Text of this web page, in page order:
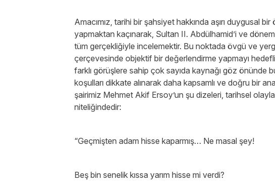
Amacımız, tarihi bir şahsiyet hakkında aşırı duygusal
yapmaktan kaçınarak, Sultan II. Abdülhamid’i ve
tüm gerçekliğiyle incelemektir. Bu noktada övgü ve
çerçevesinde objektif bir değerlendirme yapmayı
farklı görüşlere sahip çok sayıda kaynağı göz önünde
koşulları dikkate alınarak daha kapsamlı ve doğru bir
şairimiz Mehmet Akif Ersoy’un şu dizeleri, tarihsel
niteliğindedir:
“Geçmişten adam hisse kaparmış… Ne masal şey!
Beş bin senelik kıssa yarım hisse mi verdi?